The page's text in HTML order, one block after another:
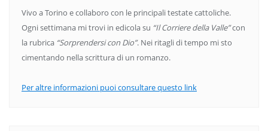
Vivo a Torino e collaboro con le principali testate cattoliche.
Ogni settimana mi trovi in edicola su “Il Corriere della Valle”con
la rubrica “Sorprendersi con Dio”. Nei ritagli di tempo mi sto
cimentando nella scrittura di un romanzo.
Per altre informazioni puoi consultare questo link